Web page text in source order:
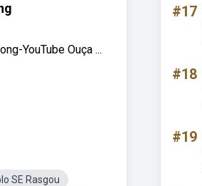
YouTube Ouça ...
SE Rasgou
#17
#18
#19